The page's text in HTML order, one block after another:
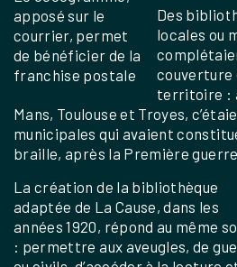
apposé sur le
courrier, permet
de bénéficier de la
franchise postale
Des
locales ou
couverture
territoire :
Mans, Toulouse et Troyes,
municipales qui avaient
braille, après la Première guerre
La création de la bibliothèque
adaptée de La Cause, dans les
années 1920, répond au même
: permettre aux aveugles, de